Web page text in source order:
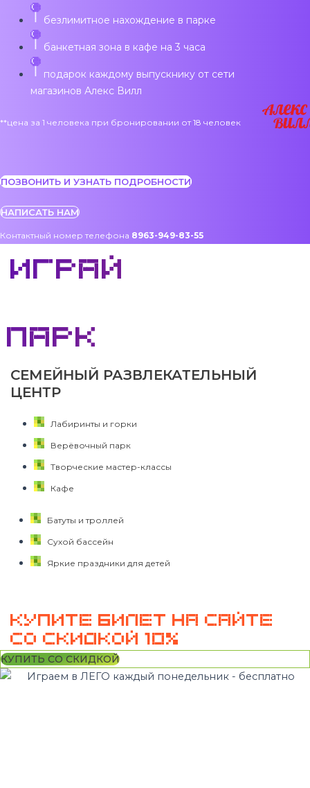
безлимитное нахождение в парке
банкетная зона в кафе на 3 часа
подарок каждому выпускнику от сети
магазинов Алекс Вилл
**цена за 1 человека при бронировании от 18 человек
ПОЗВОНИТЬ И УЗНАТЬ ПОДРОБНОСТИ
НАПИСАТЬ НАМ
Контактный номер телефона 8963-949-83-55
ИГРАЙ
ПАРК
СЕМЕЙНЫЙ РАЗВЛЕКАТЕЛЬНЫЙ
ЦЕНТР
Лабиринты и горки
Верёвочный парк
Творческие мастер-классы
Кафе
Батуты и троллей
Сухой бассейн
Яркие праздники для детей
КУПИТЕ БИЛЕТ НА САЙТЕ
СО СКИДКОЙ 10%
КУПИТЬ СО СКИДКОЙ